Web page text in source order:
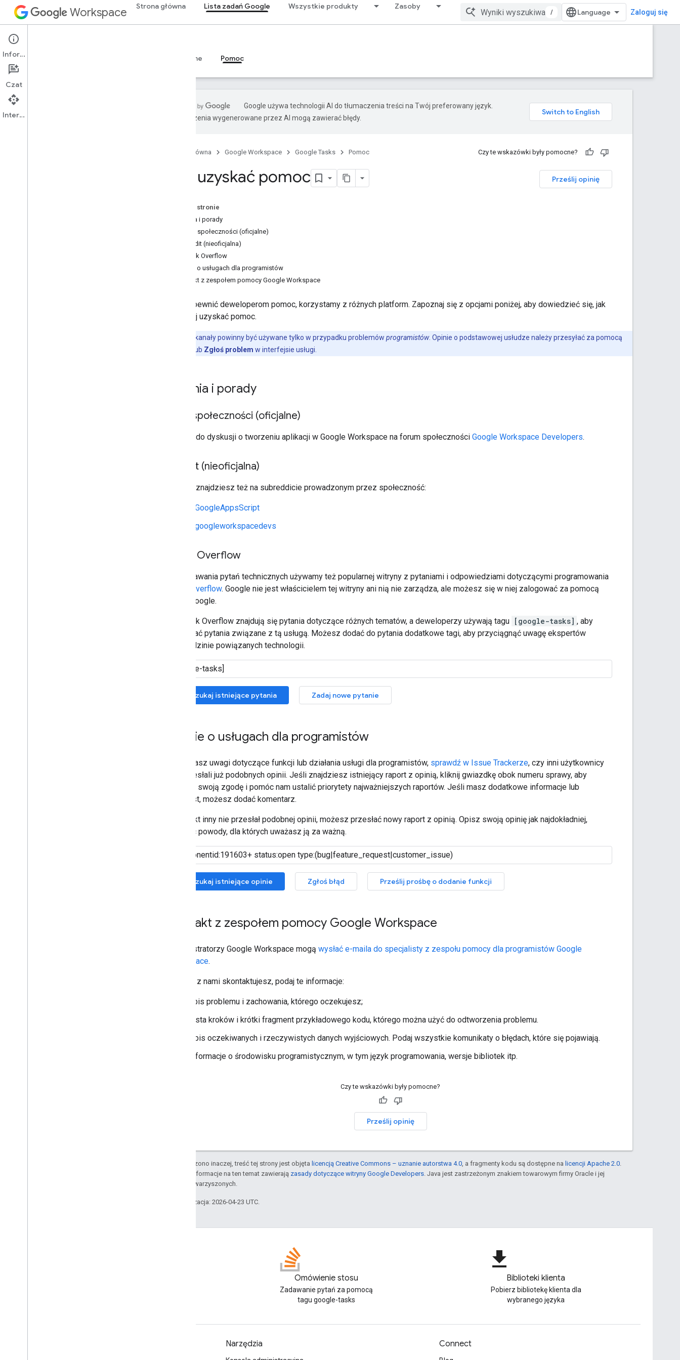
Workspace Strona główna Lista zadań Google Wszystkie produkty Zasoby
/ Zaloguj się
Google Tasks
Przegląd Materiały referencyjne Pomoc
Google używa technologii AI do tłumaczenia treści na Twój preferowany język.
Tłumaczenia wygenerowane przez AI mogą zawierać błędy.
Strona główna Google Workspace Google Tasks Pomoc Czy te wskazówki były pomocne?
Prześlij opinię
Jak uzyskać pomoc
Na tej stronie
Pytania i porady
Fora społeczności (oficjalne)
Reddit (nieoficjalna)
Stack Overflow
Opinie o usługach dla programistów
Kontakt z zespołem pomocy Google Workspace
Aby zapewnić deweloperom pomoc, korzystamy z różnych platform. Zapoznaj się z opcjami poniżej, aby dowiedzieć się, jak
najlepiej uzyskać pomoc.
te kanały powinny być używane tylko w przypadku problemów programistów. Opinie o podstawowej usłudze należy przesyłać za pomocą
lub Zgłoś problem w interfejsie usługi.
Pytania i porady
Fora społeczności (oficjalne)
Dołącz do dyskusji o tworzeniu aplikacji w Google Workspace na forum społeczności Google Workspace Developers.
Reddit (nieoficjalna)
Pomoc znajdziesz też na subreddicie prowadzonym przez społeczność:
r/GoogleAppsScript
r/googleworkspacedevs
Stack Overflow
Do zadawania pytań technicznych używamy też popularnej witryny z pytaniami i odpowiedziami dotyczącymi programowania
Stack Overflow. Google nie jest właścicielem tej witryny ani nią nie zarządza, ale możesz się w niej zalogować za pomocą
konta Google.
Na Stack Overflow znajdują się pytania dotyczące różnych tematów, a deweloperzy używają tagu [google-tasks] , aby
oznaczać pytania związane z tą usługą. Możesz dodać do pytania dodatkowe tagi, aby przyciągnąć uwagę ekspertów
w dziedzinie powiązanych technologii.
Wyszukaj istniejące pytania Zadaj nowe pytanie
Opinie o usługach dla programistów
Jeśli masz uwagi dotyczące funkcji lub działania usługi dla programistów, sprawdź w Issue Trackerze, czy inni użytkownicy
nie przesłali już podobnych opinii. Jeśli znajdziesz istniejący raport z opinią, kliknij gwiazdkę obok numeru sprawy, aby
wyrazić swoją zgodę i pomóc nam ustalić priorytety najważniejszych raportów. Jeśli masz dodatkowe informacje lub
kontekst, możesz dodać komentarz.
Jeśli nikt inny nie przesłał podobnej opinii, możesz przesłać nowy raport z opinią. Opisz swoją opinię jak najdokładniej,
podając powody, dla których uważasz ją za ważną.
Wyszukaj istniejące opinie Zgłoś błąd Prześlij prośbę o dodanie funkcji
Kontakt z zespołem pomocy Google Workspace
Administratorzy Google Workspace mogą wysłać e-maila do specjalisty z zespołu pomocy dla programistów Google
Workspace.
Gdy się z nami skontaktujesz, podaj te informacje:
opis problemu i zachowania, którego oczekujesz;
Lista kroków i krótki fragment przykładowego kodu, którego można użyć do odtworzenia problemu.
Opis oczekiwanych i rzeczywistych danych wyjściowych. Podaj wszystkie komunikaty o błędach, które się pojawiają.
Informacje o środowisku programistycznym, w tym język programowania, wersje bibliotek itp.
Czy te wskazówki były pomocne?
Prześlij opinię
O ile nie stwierdzono inaczej, treść tej strony jest objęta licencją Creative Commons – uznanie autorstwa 4.0 , a fragmenty kodu są dostępne na licencji Apache 2.0
Szczegółowe informacje na ten temat zawierają zasady dotyczące witryny Google Developers . Java jest zastrzeżonym znakiem towarowym firmy Oracle i jej
podmiotów stowarzyszonych.
Ostatnia aktualizacja: 2026-04-23 UTC.
Omówienie stosu
Zadawanie pytań za pomocą
tagu google-tasks
file_download
Biblioteki klienta
Pobierz bibliotekę klienta dla
wybranego języka
Narzędzia Connect
Informacje
Czat
Interfejs API